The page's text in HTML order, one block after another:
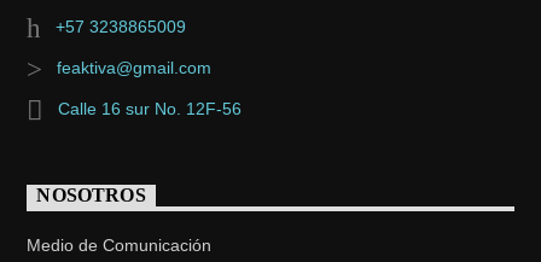
+57 3238865009
feaktiva@gmail.com
Calle 16 sur No. 12F-56
NOSOTROS
Medio de Comunicación